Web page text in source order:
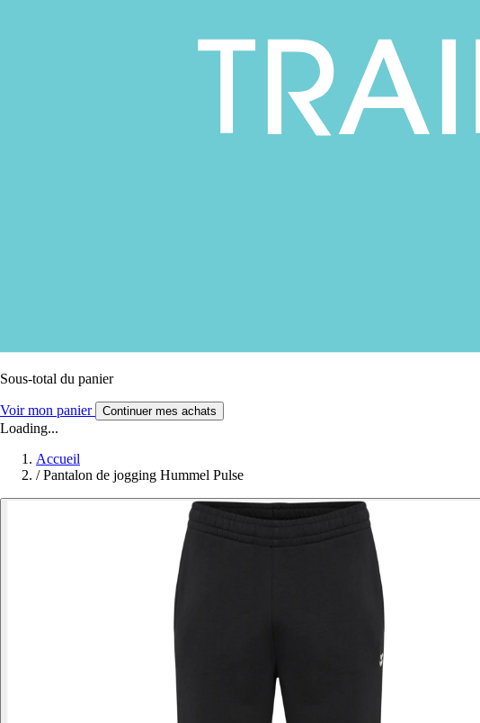
Sous-total du panier
Voir mon panier Continuer mes achats
Loading...
Accueil
/ Pantalon de jogging Hummel Pulse